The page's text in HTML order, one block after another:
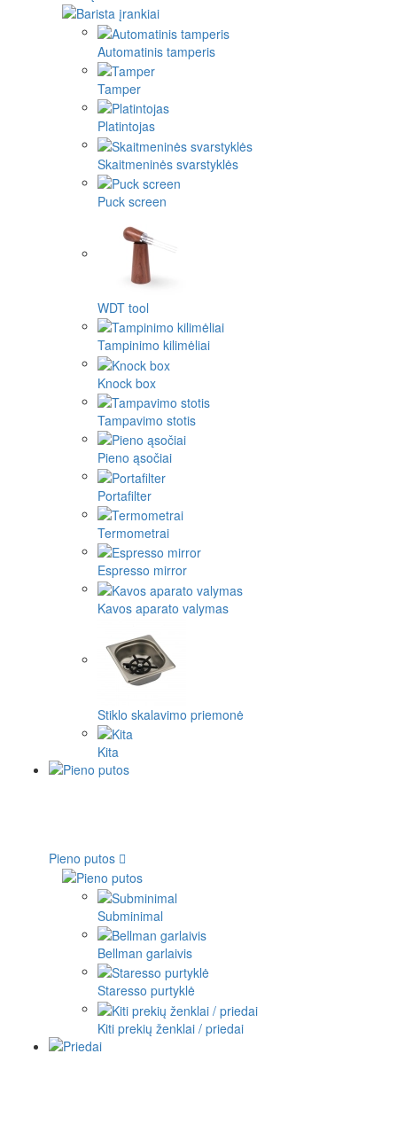
Automatinis tamperis
Tamper
Platintojas
Skaitmeninės svarstyklės
Puck screen
WDT tool
Tampinimo kilimėliai
Knock box
Tampavimo stotis
Pieno ąsočiai
Portafilter
Termometrai
Espresso mirror
Kavos aparato valymas
Stiklo skalavimo priemonė
Kita
Pieno putos
Subminimal
Bellman garlaivis
Staresso purtyklė
Kiti prekių ženklai / priedai